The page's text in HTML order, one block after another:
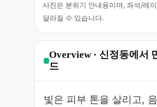
사진은 분위기 안내용이며, 좌석/레
달라질 수 있습니다.
Overview · 신정동에서
드
빛은 피부 톤을 살리고,